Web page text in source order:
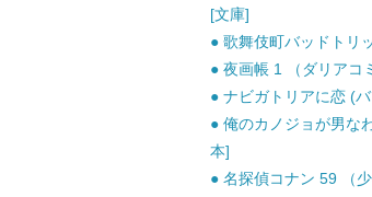
[文庫]
● 歌舞伎町バッドトリ
● 夜画帳 1 （ダリアコ
● ナビガトリアに恋 (
● 俺のカノジョが男な
本]
● 名探偵コナン 59 （